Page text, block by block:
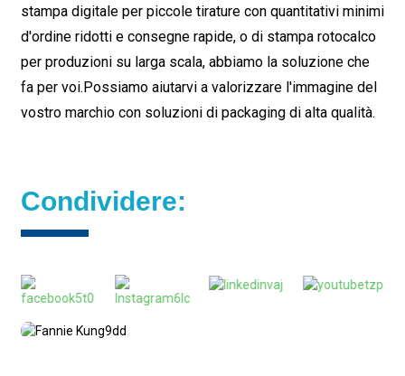
stampa digitale per piccole tirature con quantitativi minimi
d'ordine ridotti e consegne rapide, o di stampa rotocalco
per produzioni su larga scala, abbiamo la soluzione che
fa per voi.Possiamo aiutarvi a valorizzare l'immagine del
vostro marchio con soluzioni di packaging di alta qualità.
Condividere: